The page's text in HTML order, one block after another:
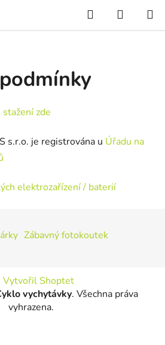
Hledat
KOŠÍK
zde
s.r.o. je registrována u Úřadu na
elektrozařízení / baterií
Zábavný fotokoutek
Vytvořil Shoptet
vychytávky. Všechna práva
vyhrazena.